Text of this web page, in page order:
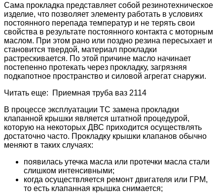
Сама прокладка представляет собой резинотехническое
изделие, что позволяет элементу работать в условиях
постоянного перепада температур и не терять свои
свойства в результате постоянного контакта с моторным
маслом. При этом рано или поздно резина пересыхает и
становится твердой, материал прокладки
растрескивается. По этой причине масло начинает
постепенно протекать через прокладку, загрязняя
подкапотное пространство и силовой агрегат снаружи.
Читать еще: Приемная труба ваз 2114
В процессе эксплуатации ТС замена прокладки
клапанной крышки является штатной процедурой,
которую на некоторых ДВС приходится осуществлять
достаточно часто. Прокладку крышки клапанов обычно
меняют в таких случаях:
появилась утечка масла или протечки масла стали
слишком интенсивными;
когда осуществляется ремонт двигателя или ГРМ,
то есть клапанная крышка снимается;